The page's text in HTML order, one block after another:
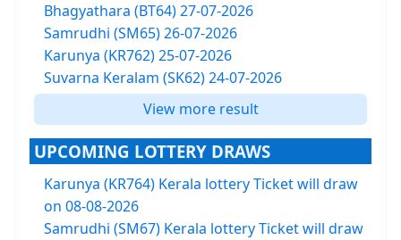
Bhagyathara (BT64) 27-07-2026
Samrudhi (SM65) 26-07-2026
Karunya (KR762) 25-07-2026
Suvarna Keralam (SK62) 24-07-2026
View more result
UPCOMING LOTTERY DRAWS
Karunya (KR764) Kerala lottery Ticket will draw
on 08-08-2026
Samrudhi (SM67) Kerala lottery Ticket will draw